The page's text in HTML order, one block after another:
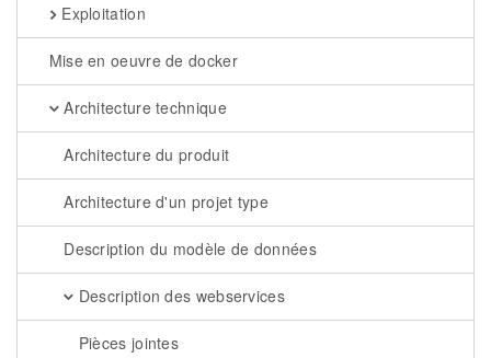
Exploitation
Mise en oeuvre de docker
Architecture technique
Architecture du produit
Architecture d'un projet type
Description du modèle de données
Description des webservices
Pièces jointes